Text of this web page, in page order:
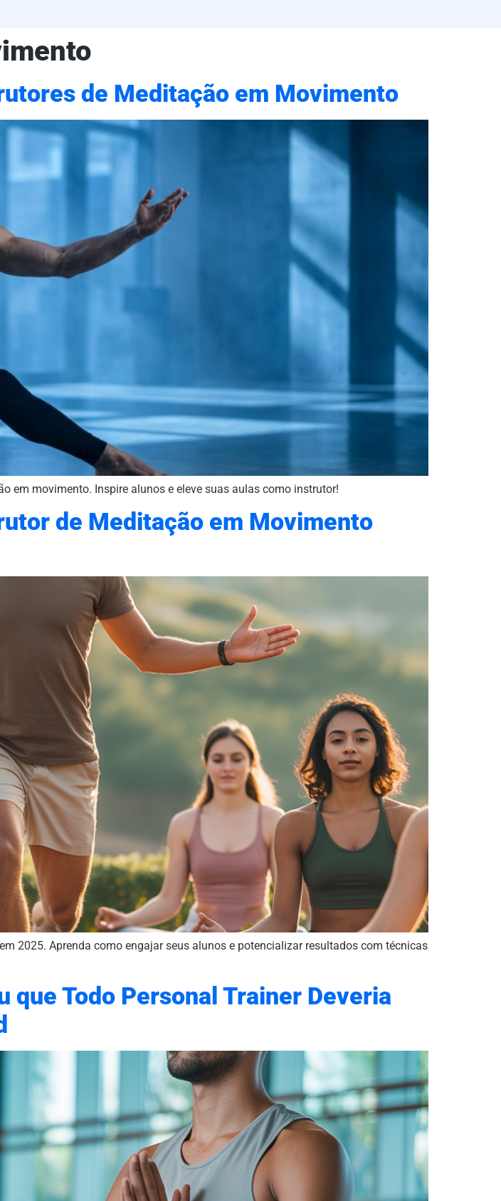
de Meditação em Movimento
em movimento. Inspire alunos e eleve suas aulas como instrutor!
de Meditação em Movimento
2025. Aprenda como engajar seus alunos e potencializar resultados com técnicas
Todo Personal Trainer Deveria